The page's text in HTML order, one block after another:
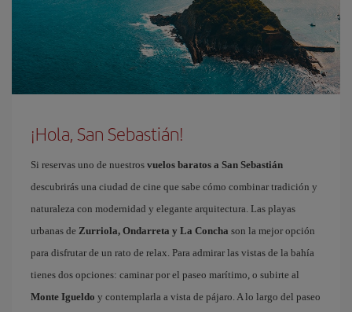
¡Hola, San Sebastián!
Si reservas uno de nuestros vuelos baratos a San Sebastián
descubrirás una ciudad de cine que sabe cómo combinar tradición y
naturaleza con modernidad y elegante arquitectura. Las playas
urbanas de Zurriola, Ondarreta y La Concha son la mejor opción
para disfrutar de un rato de relax. Para admirar las vistas de la bahía
tienes dos opciones: caminar por el paseo marítimo, o subirte al
Monte Igueldo y contemplarla a vista de pájaro. A lo largo del paseo